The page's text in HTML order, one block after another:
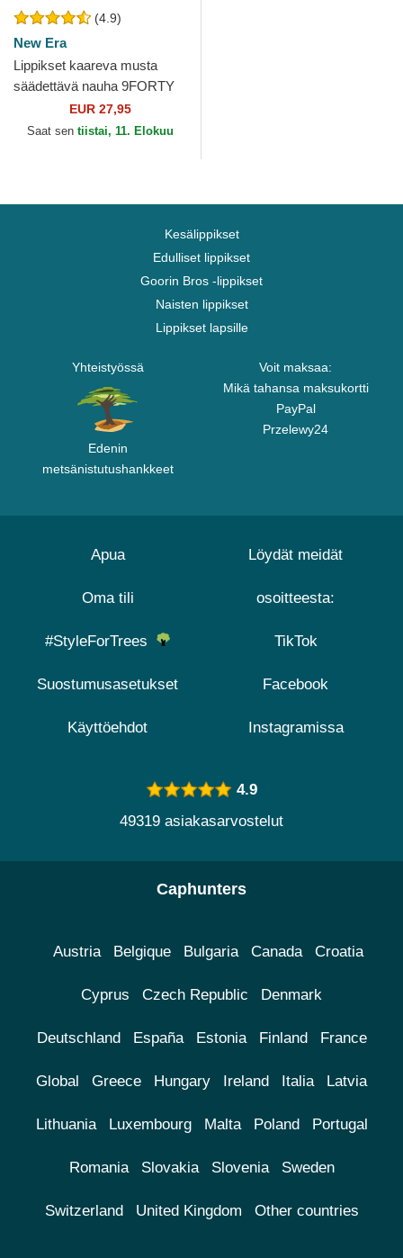
(4.9)
New Era
Lippikset kaareva musta
säädettävä nauha 9FORTY
The League Las Vegas
Raiders NFL New Era
EUR 27,95
Saat sen tiistai, 11. Elokuu
Kesälippikset
Edulliset lippikset
Goorin Bros -lippikset
Naisten lippikset
Lippikset lapsille
Yhteistyössä
Edenin
metsänistutushankkeet
Voit maksaa:
Mikä tahansa maksukortti
PayPal
Przelewy24
Apua
Oma tili
#StyleForTrees
Suostumusasetukset
Käyttöehdot
Löydät meidät
osoitteesta:
TikTok
Facebook
Instagramissa
4.9
49319 asiakasarvostelut
Caphunters
Austria Belgique Bulgaria Canada Croatia
Cyprus Czech Republic Denmark
Deutschland España Estonia Finland France
Global Greece Hungary Ireland Italia Latvia
Lithuania Luxembourg Malta Poland Portugal
Romania Slovakia Slovenia Sweden
Switzerland United Kingdom Other countries